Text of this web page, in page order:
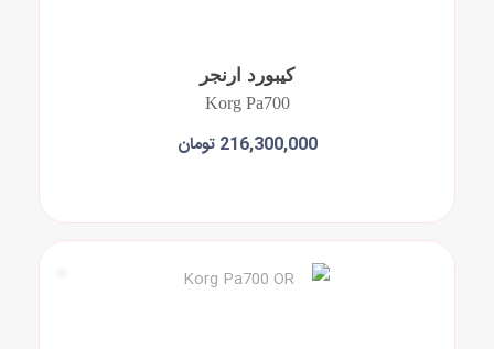
کیبورد ارنجر
Korg Pa700
216,300,000 تومان